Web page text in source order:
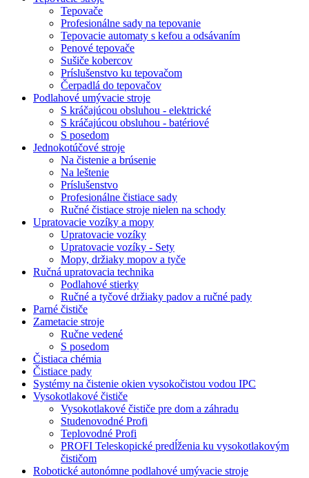
Tepovače
Profesionálne sady na tepovanie
Tepovacie automaty s kefou a odsávaním
Penové tepovače
Sušiče kobercov
Príslušenstvo ku tepovačom
Čerpadlá do tepovačov
Podlahové umývacie stroje
S kráčajúcou obsluhou - elektrické
S kráčajúcou obsluhou - batériové
S posedom
Jednokotúčové stroje
Na čistenie a brúsenie
Na leštenie
Príslušenstvo
Profesionálne čistiace sady
Ručné čistiace stroje nielen na schody
Upratovacie vozíky a mopy
Upratovacie vozíky
Upratovacie vozíky - Sety
Mopy, držiaky mopov a tyče
Ručná upratovacia technika
Podlahové stierky
Ručné a tyčové držiaky padov a ručné pady
Parné čističe
Zametacie stroje
Ručne vedené
S posedom
Čistiaca chémia
Čistiace pady
Systémy na čistenie okien vysokočistou vodou IPC
Vysokotlakové čističe
Vysokotlakové čističe pre dom a záhradu
Studenovodné Profi
Teplovodné Profi
PROFI Teleskopické predĺženia ku vysokotlakovým
čističom
Robotické autonómne podlahové umývacie stroje